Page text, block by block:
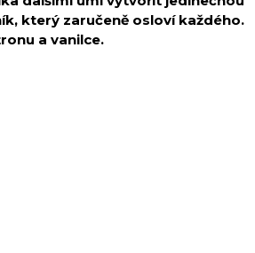
který zaručeně osloví každého.
a vanilce.